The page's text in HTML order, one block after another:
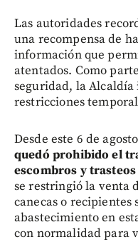
Las autoridades
una recompensa de
información que
atentados. Como
seguridad, la
restricciones
Desde este 6 de
quedó prohibido el
escombros y
se restringió la venta
canecas o
abastecimiento en
con normalidad para